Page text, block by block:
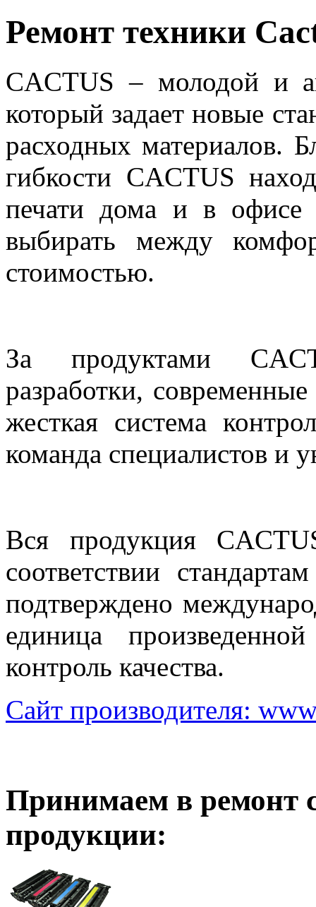
Ремонт техники
CACTUS – молодой и
который задает новые
расходных материалов.
гибкости CACTUS
печати дома и в офисе
выбирать между
стоимостью.
За продуктами
разработки,
жесткая система
команда специалистов и
Вся продукция
соответствии
подтверждено
единица
контроль качества.
Сайт производителя:
Принимаем в ремонт
продукции: